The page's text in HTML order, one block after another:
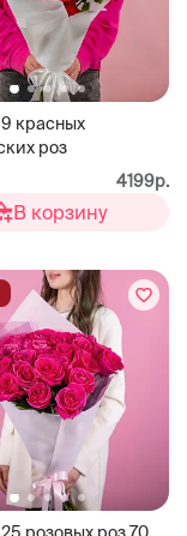
9 красных
роз
4199р.
В корзину